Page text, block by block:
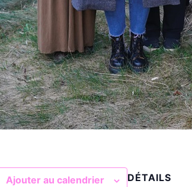
Ajouter au calendrier
DÉTAILS